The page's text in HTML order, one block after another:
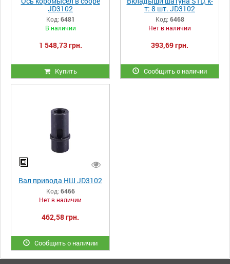
JD3102
Код: 6481
В наличии
1 548,73 грн.
Купить
т: 8 шт. JD3102
Код: 6468
Нет в наличии
393,69 грн.
Сообщить о наличии
Вал привода НШ JD3102
Код: 6466
Нет в наличии
462,58 грн.
Сообщить о наличии